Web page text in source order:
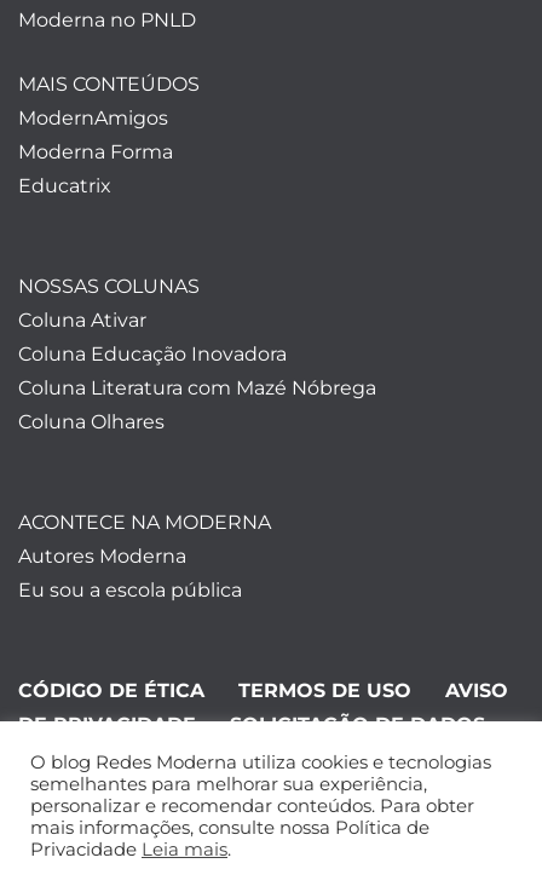
Moderna no PNLD
MAIS CONTEÚDOS
ModernAmigos
Moderna Forma
Educatrix
NOSSAS COLUNAS
Coluna Ativar
Coluna Educação Inovadora
Coluna Literatura com Mazé Nóbrega
Coluna Olhares
ACONTECE NA MODERNA
Autores Moderna
Eu sou a escola pública
CÓDIGO DE ÉTICA TERMOS DE USO
AVISO
DE PRIVACIDADE
SOLICITAÇÃO DE DADOS
©Editora Moderna 2024. Todos os
direitos reservados.
O blog Redes Moderna utiliza cookies e tecnologias
semelhantes para melhorar sua experiência,
personalizar e recomendar conteúdos. Para obter
mais informações, consulte nossa Política de
Privacidade Leia mais.